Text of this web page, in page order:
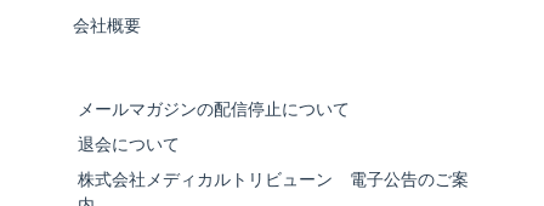
会社概要
メールマガジンの配信停止について
退会について
株式会社メディカルトリビューン 電子公告のご案